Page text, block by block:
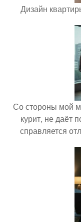
Дизайн
Со стороны мой
курит, не даёт
справляется